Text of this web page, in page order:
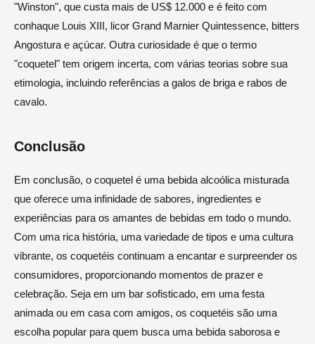
"Winston", que custa mais de US$ 12.000 e é feito com
conhaque Louis XIII, licor Grand Marnier Quintessence, bitters
Angostura e açúcar. Outra curiosidade é que o termo
"coquetel" tem origem incerta, com várias teorias sobre sua
etimologia, incluindo referências a galos de briga e rabos de
cavalo.
Conclusão
Em conclusão, o coquetel é uma bebida alcoólica misturada
que oferece uma infinidade de sabores, ingredientes e
experiências para os amantes de bebidas em todo o mundo.
Com uma rica história, uma variedade de tipos e uma cultura
vibrante, os coquetéis continuam a encantar e surpreender os
consumidores, proporcionando momentos de prazer e
celebração. Seja em um bar sofisticado, em uma festa
animada ou em casa com amigos, os coquetéis são uma
escolha popular para quem busca uma bebida saborosa e